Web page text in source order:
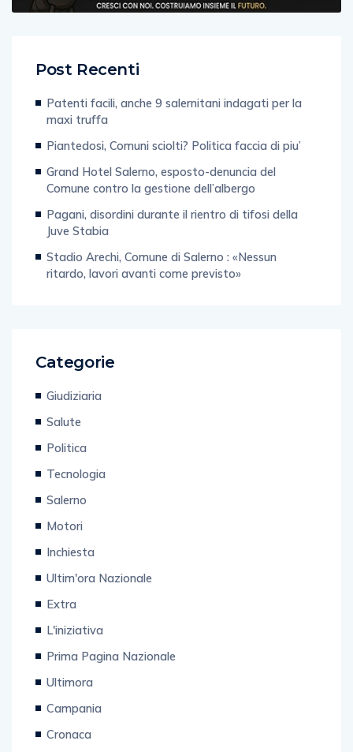
maxi truffa
Piantedosi, Comuni sciolti? Politica faccia di piu’
Grand Hotel Salerno, esposto-denuncia del
Comune contro la gestione dell’albergo
Pagani, disordini durante il rientro di tifosi della
Juve Stabia
Stadio Arechi, Comune di Salerno : «Nessun
ritardo, lavori avanti come previsto»
Salute
Politica
Tecnologia
Salerno
Motori
Inchiesta
Ultim'ora Nazionale
Extra
L'iniziativa
Prima Pagina Nazionale
Ultimora
Campania
Cronaca
Coronavirus